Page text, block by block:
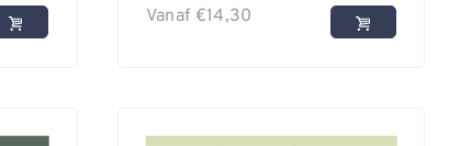
Vanaf €14,30